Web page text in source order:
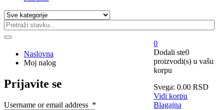
0
Dodali ste0
proizvodi(s) u vašu
korpu
Svega: 0.00RSD
Vidi korpu
Blagajna
Naslovna
Moj nalog
Prijavite se
Username or email address *